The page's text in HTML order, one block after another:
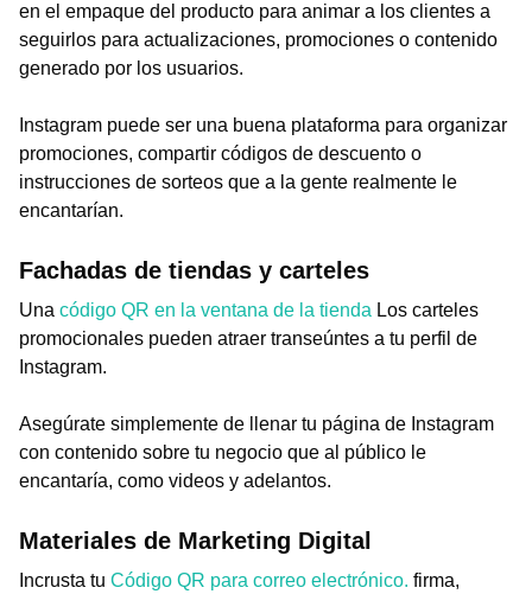
en el empaque del producto para animar a los clientes a
seguirlos para actualizaciones, promociones o contenido
generado por los usuarios.
Instagram puede ser una buena plataforma para organizar
promociones, compartir códigos de descuento o
instrucciones de sorteos que a la gente realmente le
encantarían.
Fachadas de tiendas y carteles
Una código QR en la ventana de la tienda Los carteles
promocionales pueden atraer transeúntes a tu perfil de
Instagram.
Asegúrate simplemente de llenar tu página de Instagram
con contenido sobre tu negocio que al público le
encantaría, como videos y adelantos.
Materiales de Marketing Digital
Incrusta tu Código QR para correo electrónico. firma,